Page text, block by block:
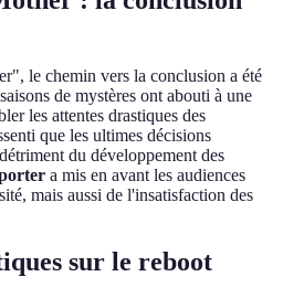
le chemin vers la conclusion a été
de mystères ont abouti à une
les attentes drastiques des
que les ultimes décisions
du développement des
a mis en avant les audiences
mais aussi de l'insatisfaction des
sur le reboot